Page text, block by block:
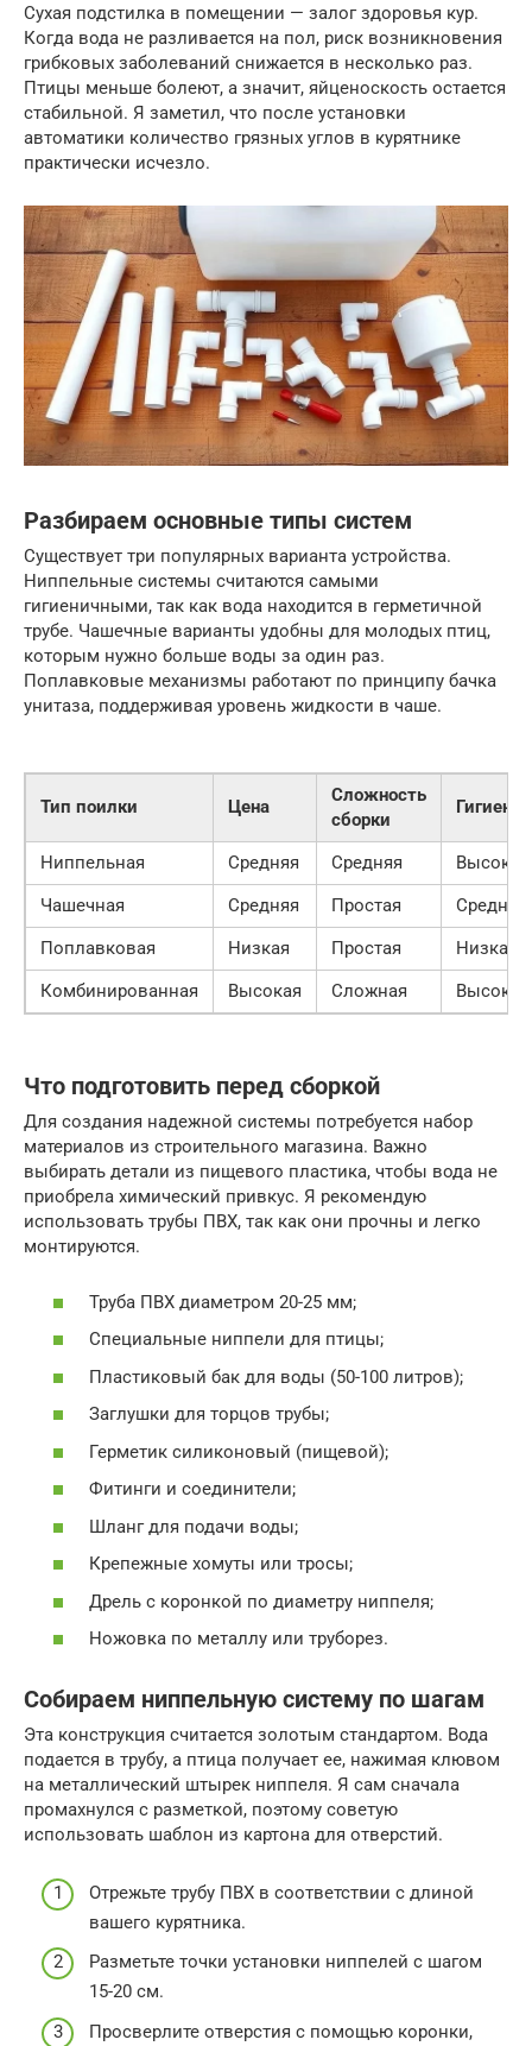
Сухая подстилка в помещении — залог здоровья кур.
Когда вода не разливается на пол, риск возникновения
грибковых заболеваний снижается в несколько раз.
Птицы меньше болеют, а значит, яйценоскость остается
стабильной. Я заметил, что после установки
автоматики количество грязных углов в курятнике
практически исчезло.
Разбираем основные типы систем
Существует три популярных варианта устройства.
Ниппельные системы считаются самыми
гигиеничными, так как вода находится в герметичной
трубе. Чашечные варианты удобны для молодых птиц,
которым нужно больше воды за один раз.
Поплавковые механизмы работают по принципу бачка
унитаза, поддерживая уровень жидкости в чаше.
Тип поилки Цена
Сложность
сборки
Ниппельная Средняя Средняя
Высокая
Чашечная
Средняя Простая
Средняя
Поплавковая
Низкая Простая
Низкая
Комбинированная
Высокая Сложная Высокая
Что подготовить перед сборкой
Для создания надежной системы потребуется набор
материалов из строительного магазина. Важно
выбирать детали из пищевого пластика, чтобы вода не
приобрела химический привкус. Я рекомендую
использовать трубы ПВХ, так как они прочны и легко
монтируются.
Труба ПВХ диаметром 20-25 мм;
Специальные ниппели для птицы;
Пластиковый бак для воды (50-100 литров);
Заглушки для торцов трубы;
Герметик силиконовый (пищевой);
Фитинги и соединители;
Шланг для подачи воды;
Крепежные хомуты или тросы;
Дрель с коронкой по диаметру ниппеля;
Ножовка по металлу или труборез.
Собираем ниппельную систему по шагам
Эта конструкция считается золотым стандартом. Вода
подается в трубу, а птица получает ее, нажимая клювом
на металлический штырек ниппеля. Я сам сначала
промахнулся с разметкой, поэтому советую
использовать шаблон из картона для отверстий.
Отрежьте трубу ПВХ в соответствии с длиной
вашего курятника.
Разметьте точки установки ниппелей с шагом
15-20 см.
Просверлите отверстия с помощью коронки,